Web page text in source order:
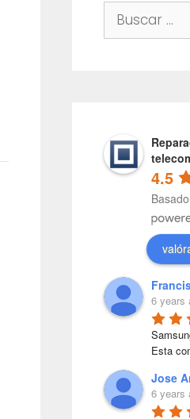
Buscar:
4.5
6 years
Esta
Jose
6 years